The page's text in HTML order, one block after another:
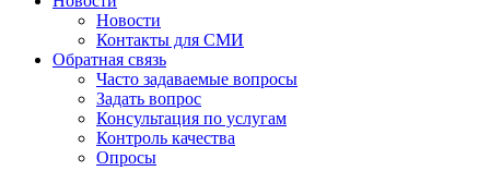
Новости
Контакты для СМИ
Обратная связь
Часто задаваемые вопросы
Задать вопрос
Консультация по услугам
Контроль качества
Опросы